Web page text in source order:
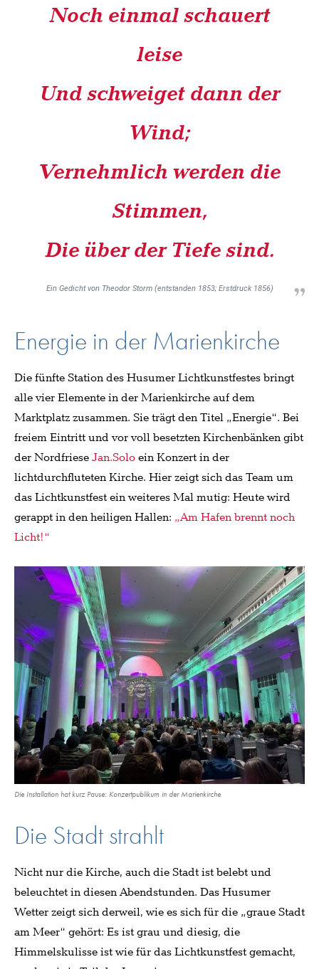
Noch einmal schauert
leise
Und schweiget dann der
Wind;
Vernehmlich werden die
Stimmen,
Die über der Tiefe sind.
Ein Gedicht von Theodor Storm (entstanden 1853; Erstdruck 1856)
Energie in der Marienkirche
Die fünfte Station des Husumer Lichtkunstfestes bringt
alle vier Elemente in der Marienkirche auf dem
Marktplatz zusammen. Sie trägt den Titel „Energie“. Bei
freiem Eintritt und vor voll besetzten Kirchenbänken gibt
der NordfrieseJan.Soloein Konzert in der
lichtdurchfluteten Kirche. Hier zeigt sich das Team um
das Lichtkunstfest ein weiteres Mal mutig: Heute wird
gerappt in den heiligen Hallen: „Am Hafen brennt noch
Licht!“
Die Installation hat kurz Pause: Konzertpublikum in der Marienkirche
Die Stadt strahlt
Nicht nur die Kirche, auch die Stadt ist belebt und
beleuchtet in diesen Abendstunden. Das Husumer
Wetter zeigt sich derweil, wie es sich für die „graue Stadt
am Meer“ gehört: Es ist grau und diesig, die
Himmelskulisse ist wie für das Lichtkunstfest gemacht,